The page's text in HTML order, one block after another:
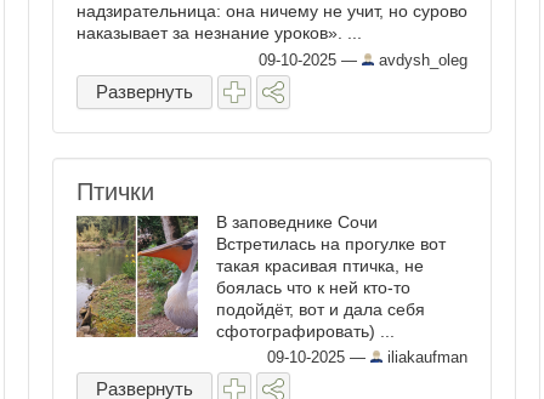
надзирательница: она ничему не учит, но сурово
наказывает за незнание уроков». ...
09-10-2025 — avdysh_oleg
Развернуть
Птички
В заповеднике Сочи
Встретилась на прогулке вот
такая красивая птичка, не
боялась что к ней кто-то
подойдёт, вот и дала себя
сфотографировать) ...
09-10-2025 — iliakaufman
Развернуть